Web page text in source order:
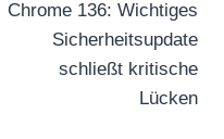
Chrome 136: Wichtiges
Sicherheitsupdate
schließt kritische
Lücken